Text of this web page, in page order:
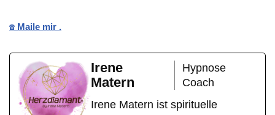
☎️ Maile mir .
Irene
Matern
Hypnose
Coach
Irene Matern ist spirituelle